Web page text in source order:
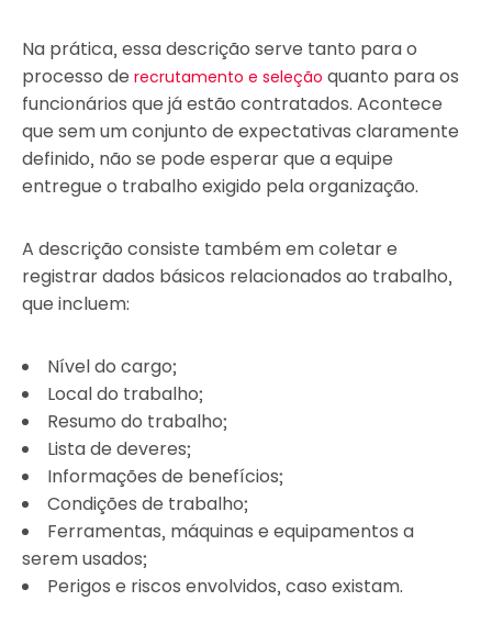
Na prática, essa descrição serve tanto para o
processo de recrutamento e seleção quanto para os
funcionários que já estão contratados. Acontece
que sem um conjunto de expectativas claramente
definido, não se pode esperar que a equipe
entregue o trabalho exigido pela organização.
A descrição consiste também em coletar e
registrar dados básicos relacionados ao trabalho,
que incluem:
Nível do cargo;
Local do trabalho;
Resumo do trabalho;
Lista de deveres;
Informações de benefícios;
Condições de trabalho;
Ferramentas, máquinas e equipamentos a
serem usados;
Perigos e riscos envolvidos, caso existam.